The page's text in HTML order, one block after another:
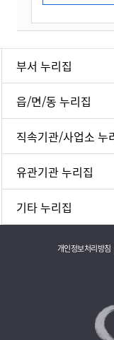
부서 누리집
읍/면/동 누리집
직속기관/사업소 누
유관기관 누리집
기타 누리집
개인정보처리방침